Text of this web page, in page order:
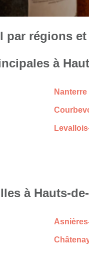
par régions
à
Nanterre
à Hauts-